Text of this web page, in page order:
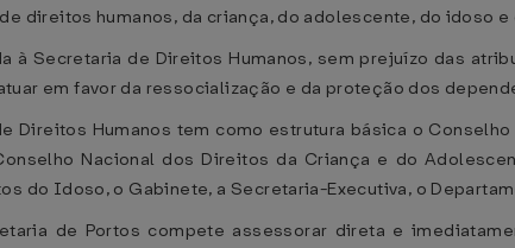
direitos humanos, da criança, do adolescente, do idoso e
à Secretaria de Direitos Humanos, sem prejuízo das
em favor da ressocialização e da proteção dos
Direitos Humanos tem como estrutura básica o
Nacional dos Direitos da Criança e do
do Idoso, o Gabinete, a Secretaria-Executiva, o
de Portos compete assessorar direta e